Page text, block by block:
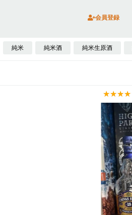
会員登録
純米 純米酒 純米生原酒